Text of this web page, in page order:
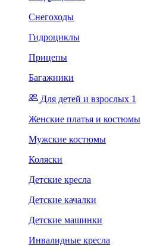
Снегоходы
Гидроциклы
Прицепы
Багажники
Для детей и взрослых 1
Женские платья и костюмы
Мужские костюмы
Коляски
Детские кресла
Детские качалки
Детские машинки
Инвалидные кресла